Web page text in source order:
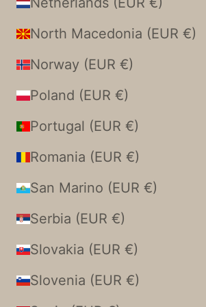
North Macedonia (EUR €)
Norway (EUR €)
Poland (EUR €)
Portugal (EUR €)
Romania (EUR €)
San Marino (EUR €)
Serbia (EUR €)
Slovakia (EUR €)
Slovenia (EUR €)